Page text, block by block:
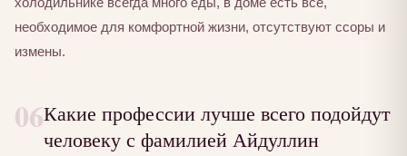
необходимое для комфортной жизни, отсутствуют ссоры и
измены.
06Какие профессии лучше всего подойдут
человеку с фамилией Айдуллин